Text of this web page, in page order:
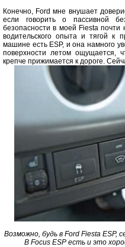
Конечно, Ford мне внушает
если говорить о пассивной
безопасности в моей Fiesta почти
водительского опыта и тягой к
машине есть ESP, и она намного
поверхности летом ощущается,
крепче прижимается к дороге.
Возможно, будь в Ford Fiesta ESP,
В Focus ESP есть и это